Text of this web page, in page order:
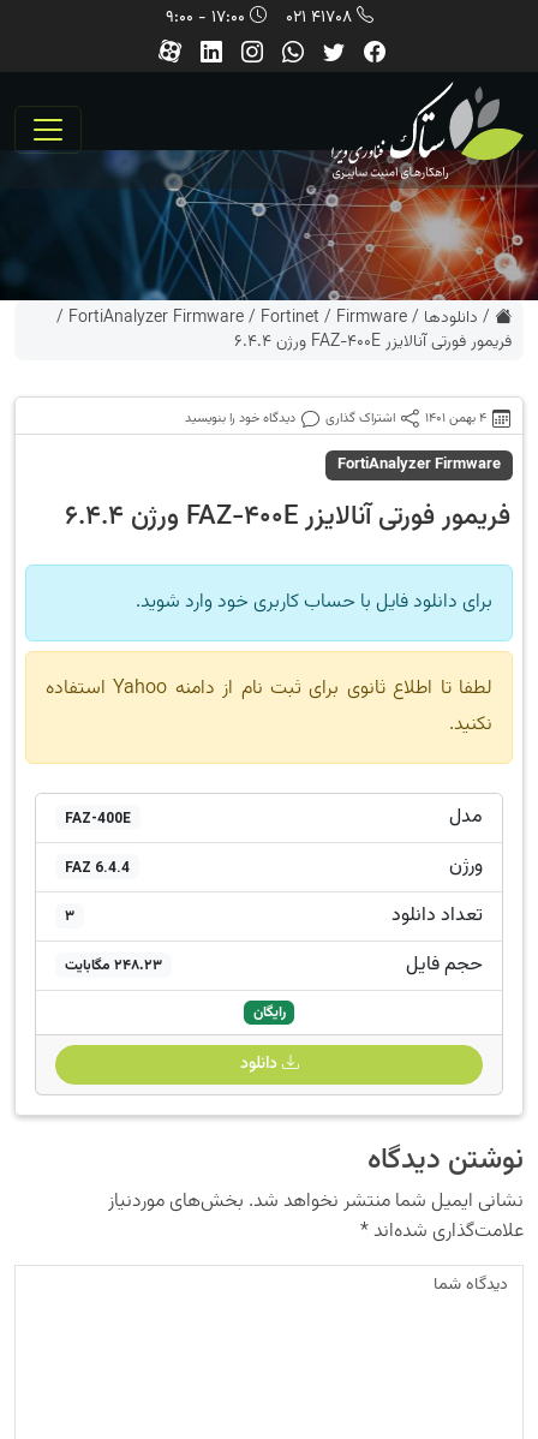
41708 021
/ دانلودها /
Firmware
/
Fortinet
/
FortiAnalyzer Firmware
/
فریمور فورتی آنالایزر FAZ-400E ورژن 6.4.4
4 بهمن 1401 اشتراک گذاری دیدگاه خود را بنویسید
FortiAnalyzer Firmware
فریمور فورتی آنالایزر FAZ-400E ورژن 6.4.4
برای دانلود فایل با حساب کاربری خود وارد شوید.
لطفا تا اطلاع ثانوی برای ثبت نام از دامنه Yahoo استفاده
نکنید.
مدل FAZ-400E
ورژن FAZ 6.4.4
تعداد دانلود 3
حجم فایل 248.23 مگابایت
رایگان
دانلود
نوشتن دیدگاه
نشانی ایمیل شما منتشر نخواهد شد. بخش‌های موردنیاز
علامت‌گذاری شده‌اند*